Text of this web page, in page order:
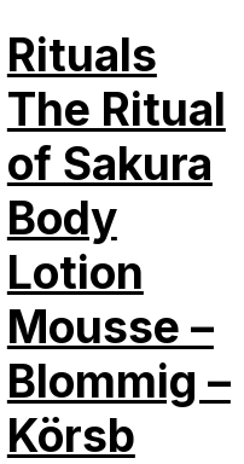
Rituals
The Ritual
of Sakura
Body
Lotion
Mousse –
Blommig –
Körsb